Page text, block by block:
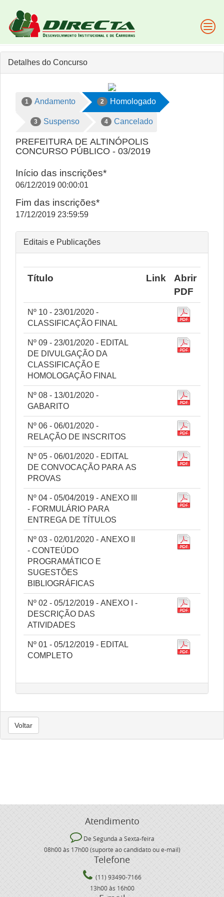
Detalhes do Concurso
1 Andamento 2 Homologado
3 Suspenso 4 Cancelado
PREFEITURA DE ALTINÓPOLIS
CONCURSO PÚBLICO - 03/2019
Início das inscrições*
06/12/2019 00:00:01
Fim das inscrições*
17/12/2019 23:59:59
Editais e Publicações
Título Link
Abrir
PDF
Nº 10 - 23/01/2020 -
CLASSIFICAÇÃO FINAL
Nº 09 - 23/01/2020 - EDITAL
DE DIVULGAÇÃO DA
CLASSIFICAÇÃO E
HOMOLOGAÇÃO FINAL
Nº 08 - 13/01/2020 -
GABARITO
Nº 06 - 06/01/2020 -
RELAÇÃO DE INSCRITOS
Nº 05 - 06/01/2020 - EDITAL
DE CONVOCAÇÃO PARA AS
PROVAS
Nº 04 - 05/04/2019 - ANEXO III
- FORMULÁRIO PARA
ENTREGA DE TÍTULOS
Nº 03 - 02/01/2020 - ANEXO II
- CONTEÚDO
PROGRAMÁTICO E
SUGESTÕES
BIBLIOGRÁFICAS
Nº 02 - 05/12/2019 - ANEXO I -
DESCRIÇÃO DAS
ATIVIDADES
Nº 01 - 05/12/2019 - EDITAL
COMPLETO
Voltar
Atendimento
De Segunda a Sexta-feira
08h00 às 17h00 (suporte ao candidato ou e-mail)
Telefone
(11) 93490-7166
13h00 às 16h00